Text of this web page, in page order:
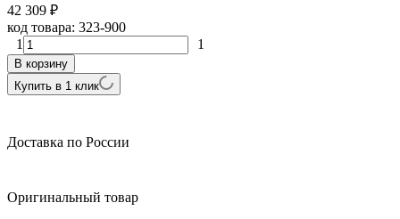
42 309 ₽
код товара: 323-900
1
1
В корзину
Купить в 1 клик
Доставка по России
Оригинальный товар